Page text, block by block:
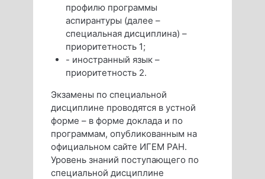
профилю программы
аспирантуры (далее –
специальная дисциплина) –
приоритетность 1;
- иностранный язык –
приоритетность 2.
Экзамены по специальной
дисциплине проводятся в устной
форме – в форме доклада и по
программам, опубликованным на
официальном сайте ИГЕМ РАН.
Уровень знаний поступающего по
специальной дисциплине